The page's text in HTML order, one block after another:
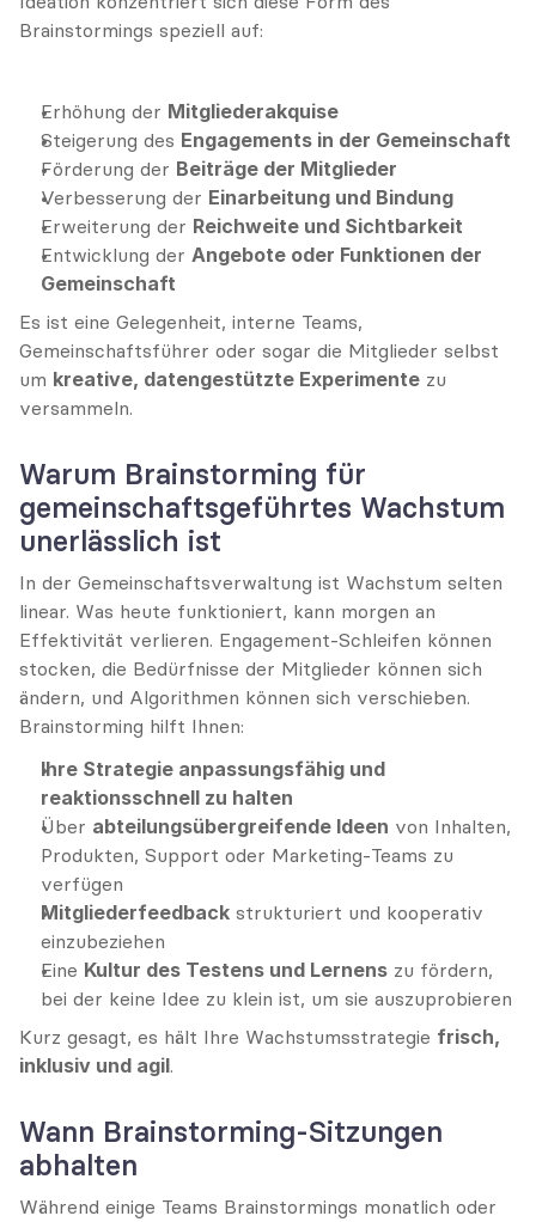
Brainstormings speziell auf:
Erhöhung der Mitgliederakquise
Steigerung des Engagements in der Gemeinschaft
Förderung der Beiträge der Mitglieder
Verbesserung der Einarbeitung und Bindung
Erweiterung der Reichweite und Sichtbarkeit
Entwicklung der Angebote oder Funktionen der
Gemeinschaft
Es ist eine Gelegenheit, interne Teams,
Gemeinschaftsführer oder sogar die Mitglieder selbst
um kreative, datengestützte Experimente zu
versammeln.
Warum Brainstorming für
gemeinschaftsgeführtes Wachstum
unerlässlich ist
In der Gemeinschaftsverwaltung ist Wachstum selten
linear. Was heute funktioniert, kann morgen an
Effektivität verlieren. Engagement-Schleifen können
stocken, die Bedürfnisse der Mitglieder können sich
ändern, und Algorithmen können sich verschieben.
Brainstorming hilft Ihnen:
Ihre Strategie anpassungsfähig und
reaktionsschnell zu halten
Über abteilungsübergreifende Ideen von Inhalten,
Produkten, Support oder Marketing-Teams zu
verfügen
Mitgliederfeedback strukturiert und kooperativ
einzubeziehen
Eine Kultur des Testens und Lernens zu fördern,
bei der keine Idee zu klein ist, um sie auszuprobieren
Kurz gesagt, es hält Ihre Wachstumsstrategie frisch,
inklusiv und agil.
Wann Brainstorming-Sitzungen
abhalten
Während einige Teams Brainstormings monatlich oder